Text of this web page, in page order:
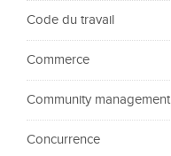
Code du travail
Commerce
Community management
Concurrence